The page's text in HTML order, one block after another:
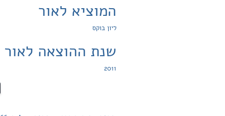
המוציא לאור
ליון בוקס
שנת ההוצאה לאור
2011